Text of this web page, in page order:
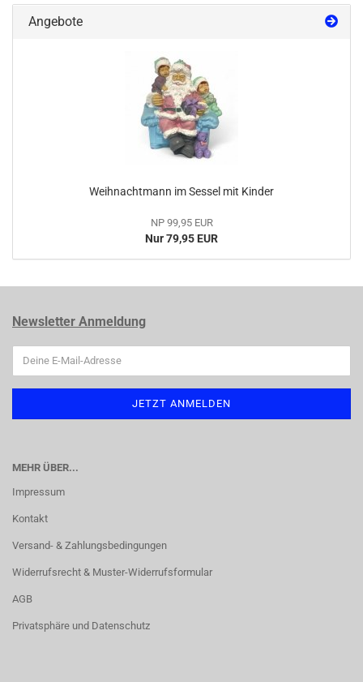
Angebote
Weihnachtmann im Sessel mit Kinder
NP 99,95 EUR
Nur 79,95 EUR
Newsletter Anmeldung
MEHR ÜBER...
Impressum
Kontakt
Versand- & Zahlungsbedingungen
Widerrufsrecht & Muster-Widerrufsformular
AGB
Privatsphäre und Datenschutz